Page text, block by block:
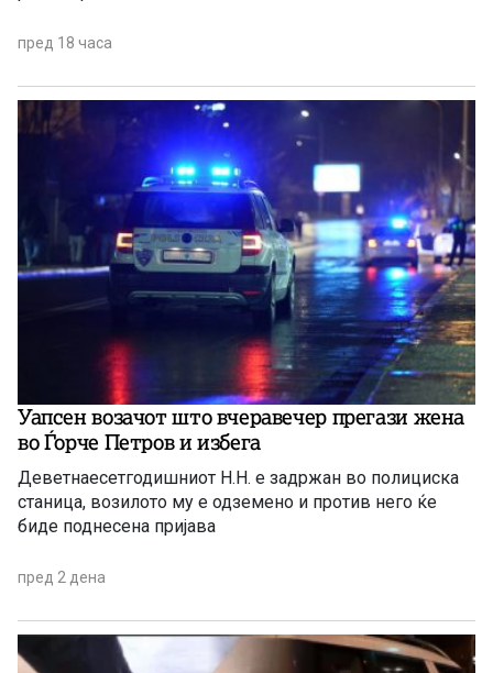
пред 18 часа
Уапсен возачот што вчеравечер прегази жена
во Ѓорче Петров и избега
Деветнаесетгодишниот Н.Н. е задржан во полициска
станица, возилото му е одземено и против него ќе
биде поднесена пријава
пред 2 дена